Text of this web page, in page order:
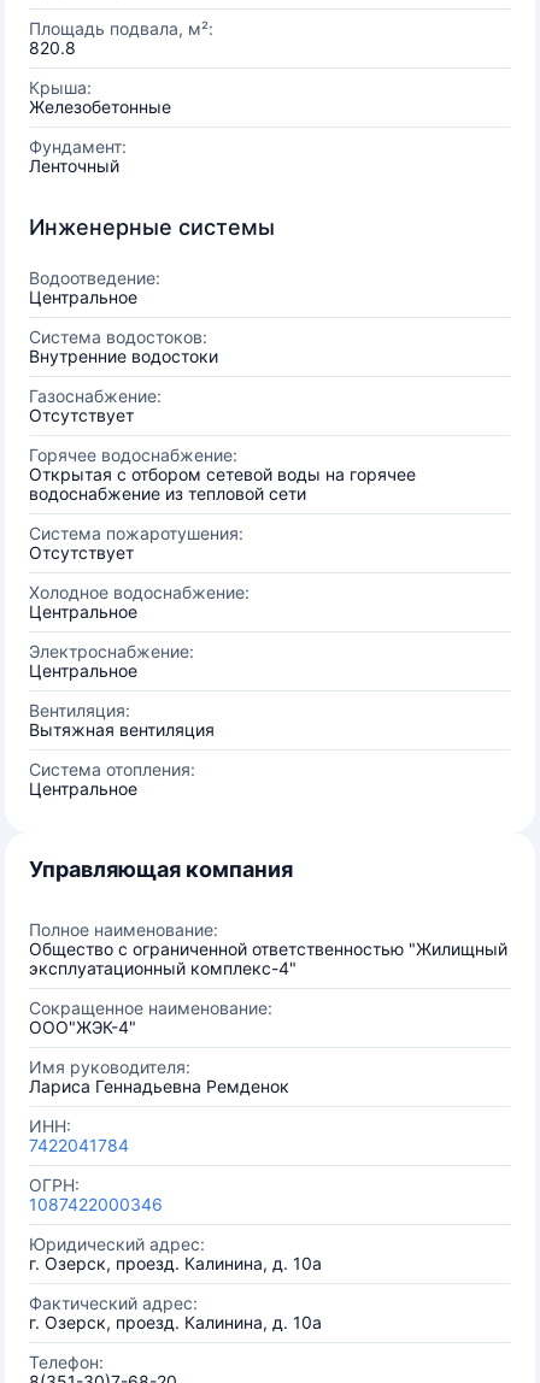
Площадь подвала, м²:
820.8
Крыша:
Железобетонные
Фундамент:
Ленточный
Инженерные системы
Водоотведение:
Центральное
Система водостоков:
Внутренние водостоки
Газоснабжение:
Отсутствует
Горячее водоснабжение:
Открытая с отбором сетевой воды на горячее
водоснабжение из тепловой сети
Система пожаротушения:
Отсутствует
Холодное водоснабжение:
Центральное
Электроснабжение:
Центральное
Вентиляция:
Вытяжная вентиляция
Система отопления:
Центральное
Управляющая компания
Полное наименование:
Общество с ограниченной ответственностью "Жилищный
эксплуатационный комплекс-4"
Сокращенное наименование:
ООО"ЖЭК-4"
Имя руководителя:
Лариса Геннадьевна Ремденок
ИНН:
7422041784
ОГРН:
1087422000346
Юридический адрес:
г. Озерск, проезд. Калинина, д. 10а
Фактический адрес:
г. Озерск, проезд. Калинина, д. 10а
Телефон: